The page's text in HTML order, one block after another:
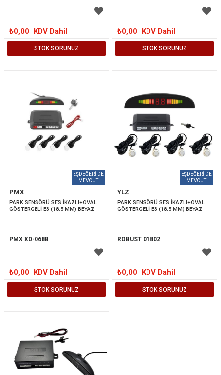
STOK SORUNUZ
₺0,00 KDV Dahil
STOK SORUNUZ
₺0,00 KDV Dahil
STOK SORUNUZ
PMX
PARK SENSÖRÜ SES İKAZLI+OVAL
GÖSTERGELİ E3 (18.5 MM) BEYAZ
PMX XD-068B
₺0,00 KDV Dahil
STOK SORUNUZ
YLZ
PARK SENSÖRÜ SES İKAZLI+OVAL
GÖSTERGELİ E3 (18.5 MM) BEYAZ
ROBUST 01802
₺0,00 KDV Dahil